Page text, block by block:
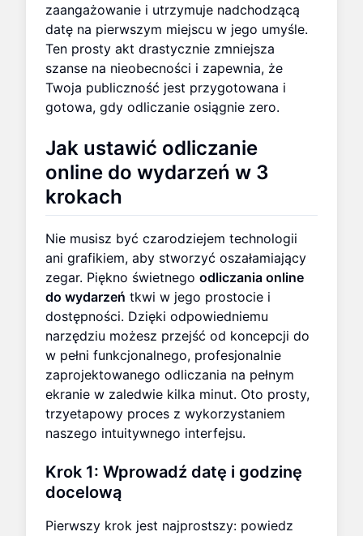
zaangażowanie i utrzymuje nadchodzącą
datę na pierwszym miejscu w jego umyśle.
Ten prosty akt drastycznie zmniejsza
szanse na nieobecności i zapewnia, że
Twoja publiczność jest przygotowana i
gotowa, gdy odliczanie osiągnie zero.
Jak ustawić odliczanie
online do wydarzeń w 3
krokach
Nie musisz być czarodziejem technologii
ani grafikiem, aby stworzyć oszałamiający
zegar. Piękno świetnego odliczania online
do wydarzeń tkwi w jego prostocie i
dostępności. Dzięki odpowiedniemu
narzędziu możesz przejść od koncepcji do
w pełni funkcjonalnego, profesjonalnie
zaprojektowanego odliczania na pełnym
ekranie w zaledwie kilka minut. Oto prosty,
trzyetapowy proces z wykorzystaniem
naszego intuitywnego interfejsu.
Krok 1: Wprowadź datę i godzinę
docelową
Pierwszy krok jest najprostszy: powiedz